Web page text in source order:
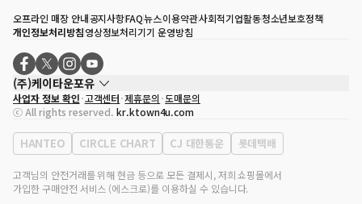
오프라인 매장 안내공지사항FAQ뉴스이용약관사회적기업활동청소년보호정책
개인정보처리방침영상정보처리기기 운영방침
(주)케이타운포유
대표자
송효민
사업자등록번호
120-87-71116
통신판매업 신고번호 제2011-서울강남-02223
대표전화
02-552-9855
사업자 정보 확인 고객센터 제휴문의 도매문의
ⓒ All rights reserved. kr.ktown4u.com
HANTEO CIRCLE CHART CJ 대한통운 롯데택배
고객님의 안전거래를 위해 현금 등으로 모든 결제시, 저희 쇼핑몰에서
가입한 구매안전 서비스 (에스크로)를 이용하실 수 있습니다.